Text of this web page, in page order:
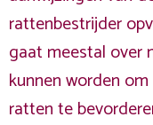
rattenbestrijder
gaat meestal over
kunnen worden
ratten te